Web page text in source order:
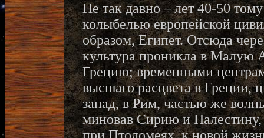
Не так давно – лет 40-50
колыбелью европейской
образом, Египет. Отсюда
культура проникла в Малую
Грецию; временными
высшаго расцвета в Греции,
запад, в Рим, частью же
миновав Сирию и Палестину,